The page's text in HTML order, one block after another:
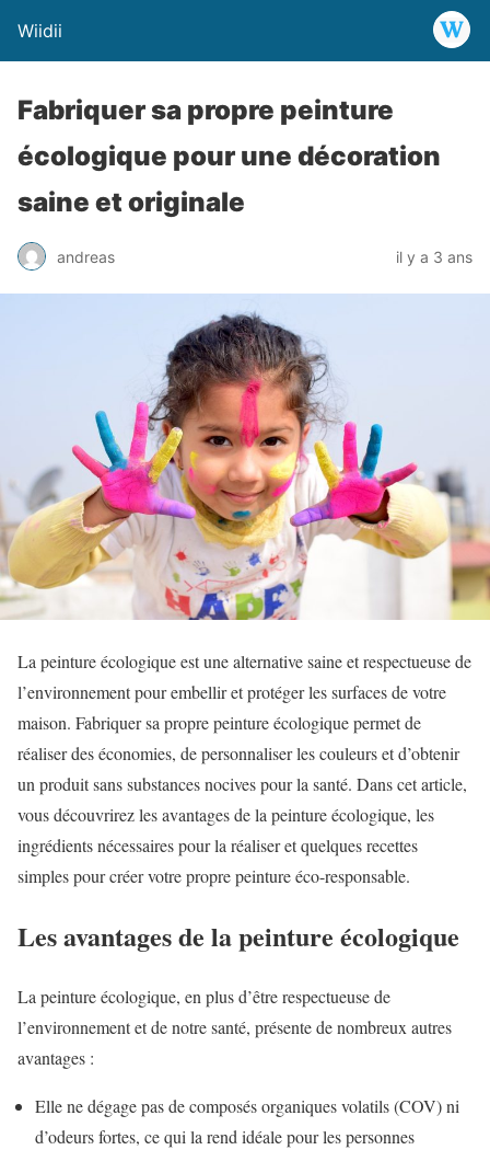
Wiidii
Fabriquer sa propre peinture
écologique pour une décoration
saine et originale
andreas il y a 3 ans
La peinture écologique est une alternative saine et respectueuse de
l’environnement pour embellir et protéger les surfaces de votre
maison. Fabriquer sa propre peinture écologique permet de
réaliser des économies, de personnaliser les couleurs et d’obtenir
un produit sans substances nocives pour la santé. Dans cet article,
vous découvrirez les avantages de la peinture écologique, les
ingrédients nécessaires pour la réaliser et quelques recettes
simples pour créer votre propre peinture éco-responsable.
Les avantages de la peinture écologique
La peinture écologique, en plus d’être respectueuse de
l’environnement et de notre santé, présente de nombreux autres
avantages :
Elle ne dégage pas de composés organiques volatils (COV) ni
d’odeurs fortes, ce qui la rend idéale pour les personnes